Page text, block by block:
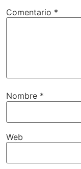
Comentario *
Nombre *
Web